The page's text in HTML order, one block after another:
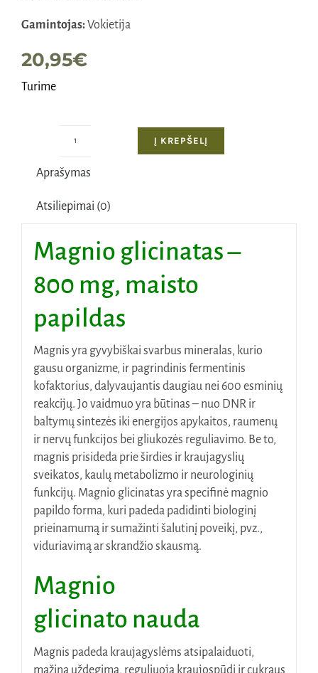
Gamintojas:Vokietija
20,95€
Turime
glicinatas
mg,
kapsulių
Į KREPŠELĮ
Aprašymas
Atsiliepimai (0)
Magnio glicinatas –
800 mg, maisto
papildas
Magnis yra gyvybiškai svarbus mineralas, kurio
gausu organizme, ir pagrindinis fermentinis
kofaktorius, dalyvaujantis daugiau nei 600 esminių
reakcijų. Jo vaidmuo yra būtinas – nuo ​​DNR ir
baltymų sintezės iki energijos apykaitos, raumenų
ir nervų funkcijos bei gliukozės reguliavimo. Be to,
magnis prisideda prie širdies ir kraujagyslių
sveikatos, kaulų metabolizmo ir neurologinių
funkcijų. Magnio glicinatas yra specifinė magnio
papildo forma, kuri padeda padidinti biologinį
prieinamumą ir sumažinti šalutinį poveikį, pvz.,
viduriavimą ar skrandžio skausmą.
Magnio
glicinato nauda
Magnis padeda kraujagyslėms atsipalaiduoti,
mažina uždegimą, reguliuoja kraujospūdį ir cukraus